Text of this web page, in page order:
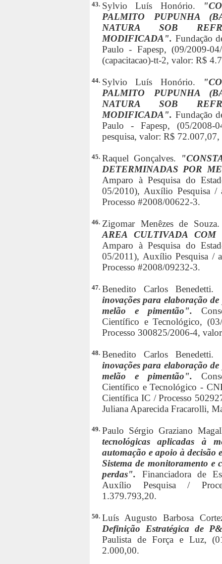
43. Sylvio Luís Honório.
PALMITO PUPUNHA
NATURA SOB
MODIFICADA". Fundação
Paulo - Fapesp, (09/2009-
(capacitacao)-tt-2, valor: R$
44. Sylvio Luís Honório.
PALMITO PUPUNHA
NATURA SOB
MODIFICADA". Fundação
Paulo - Fapesp, (05/2008-
pesquisa, valor: R$
45. Raquel Gonçalves.
DETERMINADAS POR
Amparo à Pesquisa do
05/2010), Auxílio Pesquisa /
Processo #2008/00622-3.
46. Zigomar Menêzes de
AREA CULTIVADA
Amparo à Pesquisa do
05/2011), Auxílio Pesquisa /
Processo #2008/09232-3.
47. Benedito Carlos Benedetti.
inovações para elaboração
melão e pimentão".
Científico e Tecnológico,
Processo 300825/2006-4,
48. Benedito Carlos Benedetti.
inovações para elaboração
melão e pimentão".
Científico e Tecnológico -
Científica IC / Processo
Juliana Aparecida Fracarolli,
49. Paulo Sérgio Graziano
tecnológicas aplicadas à
automação e apoio à decisão
Sistema de monitoramento e
perdas". Financiadora de
Auxílio Pesquisa /
1.379.793,20.
50. Luís Augusto Barbosa
Definição Estratégica de
Paulista de Força e Luz,
2.000,00.